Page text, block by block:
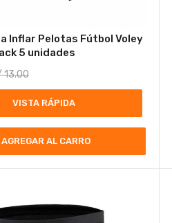
Inflar Pelotas Fútbol Voley
5 unidades
13.00
VISTA RÁPIDA
AGREGAR AL CARRO